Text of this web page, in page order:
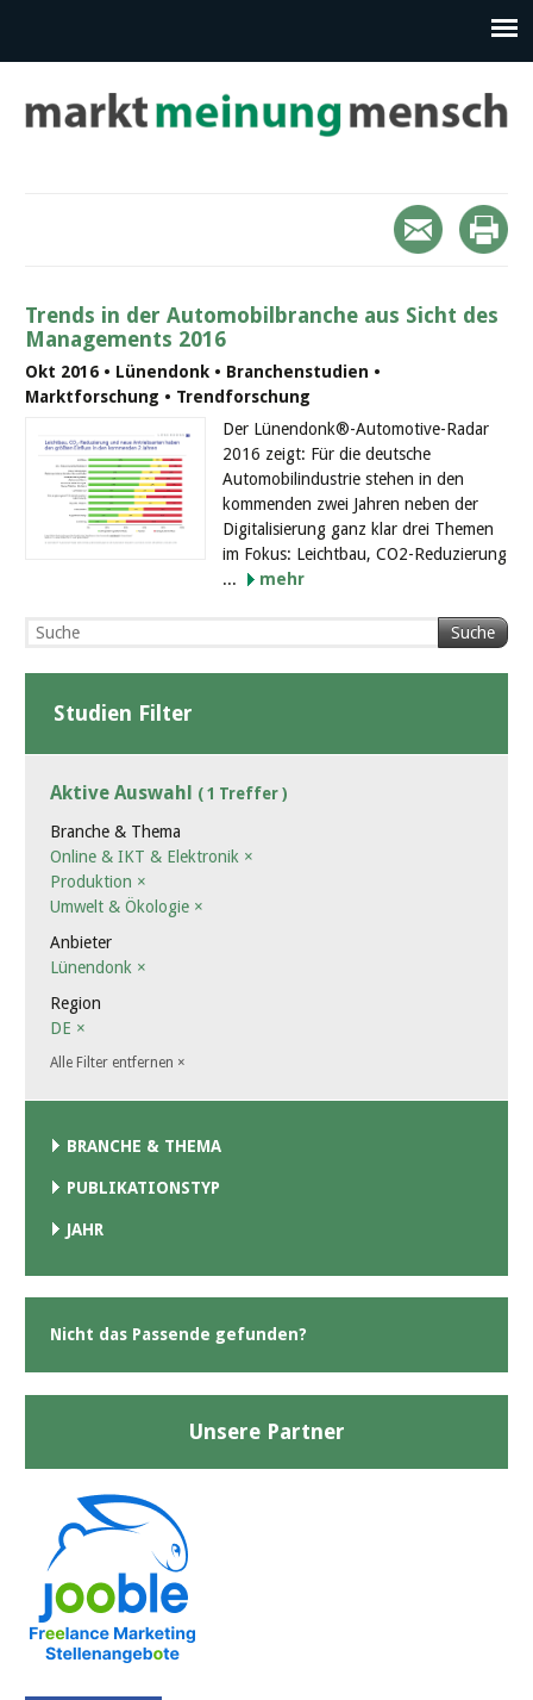
Trends in der Automobilbranche aus Sicht des
Managements 2016
Okt 2016 • Lünendonk • Branchenstudien •
Marktforschung • Trendforschung
Der Lünendonk®-Automotive-Radar
2016 zeigt: Für die deutsche
Automobilindustrie stehen in den
kommenden zwei Jahren neben der
Digitalisierung ganz klar drei Themen
im Fokus: Leichtbau, CO2-Reduzierung
...
mehr
Suche
Studien Filter
Aktive Auswahl ( 1 Treffer )
Branche & Thema
Online & IKT & Elektronik ×
Produktion ×
Umwelt & Ökologie ×
Anbieter
Lünendonk ×
Region
DE ×
Alle Filter entfernen ×
BRANCHE & THEMA
PUBLIKATIONSTYP
JAHR
Nicht das Passende gefunden?
Unsere Partner